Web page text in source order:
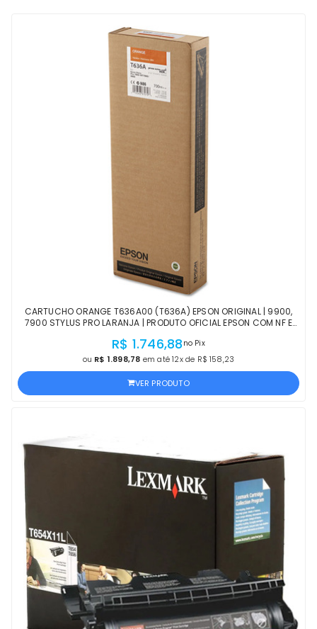
CARTUCHO ORANGE T636A00 (T636A) EPSON ORIGINAL | 9900,
7900 STYLUS PRO LARANJA | PRODUTO OFICIAL EPSON COM NF E
R$ 1.746,88 no Pix
ou R$ 1.898,78 em até 12x de R$ 158,23
VER PRODUTO